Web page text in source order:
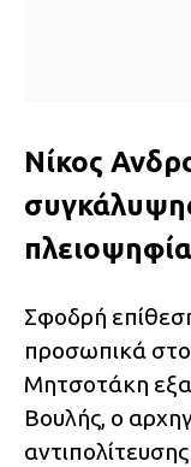
Νίκος
Σφοδρή
προσωπικά
Μητσοτάκη
Βουλής, ο